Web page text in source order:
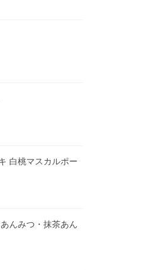
白桃マスカルポー
んみつ・抹茶あん